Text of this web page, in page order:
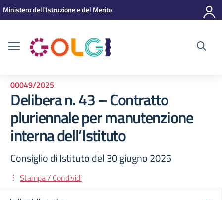
Vai ai contenuti
Vai al menu di navigazione
Vai al footer
Ministero dell'Istruzione e del Merito
00049/2025
Delibera n. 43 – Contratto
pluriennale per manutenzione
interna dell’Istituto
Consiglio di Istituto del 30 giugno 2025
Stampa / Condividi